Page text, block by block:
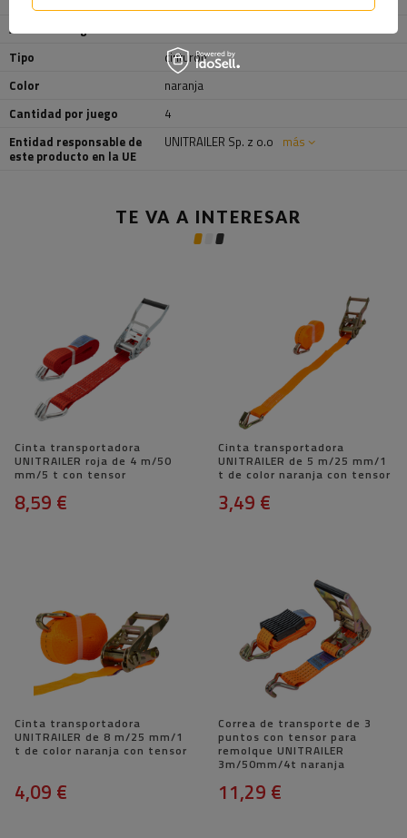
Anchura del gancho
20 mm
Tipo
cinturón
Color
naranja
Cantidad por juego
4
Entidad responsable de
este producto en la UE
UNITRAILER Sp. z o.o más
TE VA A INTERESAR
Cinta transportadora
UNITRAILER roja de 4 m/50
mm/5 t con tensor
8,59 €
Cinta transportadora
UNITRAILER de 5 m/25 mm/1
t de color naranja con tensor
3,49 €
Cinta transportadora
UNITRAILER de 8 m/25 mm/1
t de color naranja con tensor
4,09 €
Correa de transporte de 3
puntos con tensor para
remolque UNITRAILER
3m/50mm/4t naranja
11,29 €